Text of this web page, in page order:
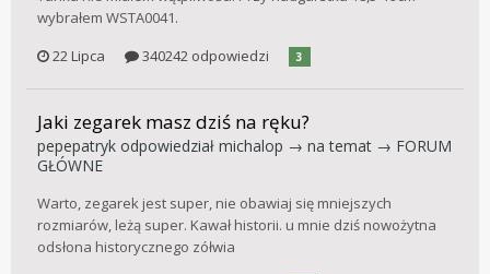
wybrałem WSTA0041.
22 Lipca
340242 odpowiedzi 3
Jaki zegarek masz dziś na ręku?
pepepatryk odpowiedział michalop → na temat → FORUM
GŁÓWNE
Warto, zegarek jest super, nie obawiaj się mniejszych
rozmiarów, leżą super. Kawał historii. u mnie dziś nowożytna
odsłona historycznego zółwia